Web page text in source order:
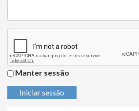
Manter sessão
Iniciar sessão